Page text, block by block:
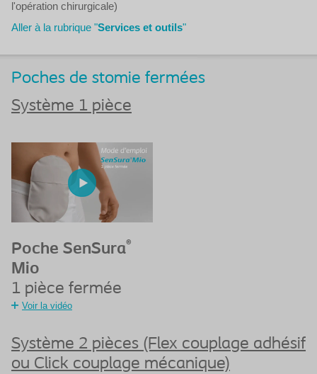
l'opération chirurgicale)
Aller à la rubrique "Services et outils"
Poches de stomie fermées
Système 1 pièce
Poche SenSura®
Mio
1 pièce fermée
Voir la vidéo
Système 2 pièces (Flex couplage adhésif
ou Click couplage mécanique)